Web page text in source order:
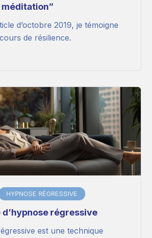
d’octobre 2019, je témoigne
de résilience.
HYPNOSE RÉGRESSIVE
d’hypnose régressive
est une technique